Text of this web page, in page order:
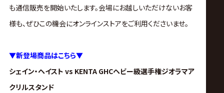
サ
イ
ト
も通信販売を開始いたします。会場にお越しいただけないお客
様も、ぜひこの機会にオンラインストアをご利用くださいませ。
▼新登場商品はこちら▼
シェイン・ヘイスト vs KENTA GHCヘビー級選手権ジオラマア
クリルスタンド